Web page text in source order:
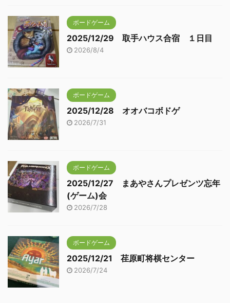
ボードゲーム
2025/12/29 取手ハウス合宿 １日目
2026/8/4
ボードゲーム
2025/12/28 オオバコボドゲ
2026/7/31
ボードゲーム
2025/12/27 まあやさんプレゼンツ忘年
(ゲーム)会
2026/7/28
ボードゲーム
2025/12/21 荏原町将棋センター
2026/7/24